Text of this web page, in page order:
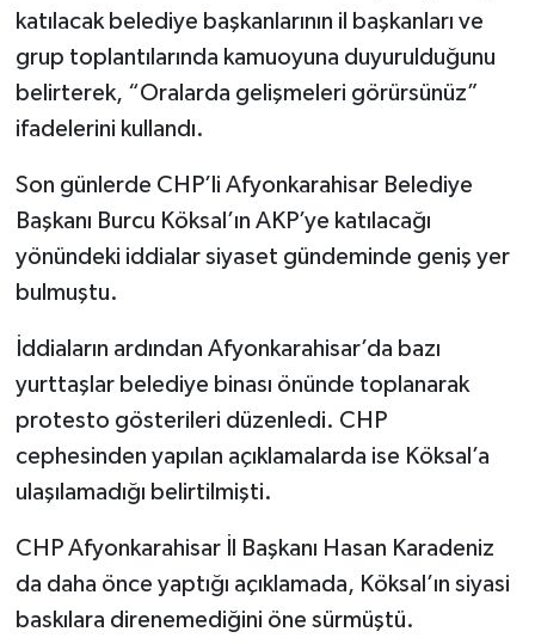
katılacak belediye başkanlarının il başkanları ve
grup toplantılarında kamuoyuna duyurulduğunu
belirterek, “Oralarda gelişmeleri görürsünüz”
ifadelerini kullandı.
Son günlerde CHP’li Afyonkarahisar Belediye
Başkanı Burcu Köksal’ın AKP’ye katılacağı
yönündeki iddialar siyaset gündeminde geniş yer
bulmuştu.
İddiaların ardından Afyonkarahisar’da bazı
yurttaşlar belediye binası önünde toplanarak
protesto gösterileri düzenledi. CHP
cephesinden yapılan açıklamalarda ise Köksal’a
ulaşılamadığı belirtilmişti.
CHP Afyonkarahisar İl Başkanı Hasan Karadeniz
da daha önce yaptığı açıklamada, Köksal’ın siyasi
baskılara direnemediğini öne sürmüştü.